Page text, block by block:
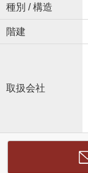
種別 / 構造
階建
取扱会社